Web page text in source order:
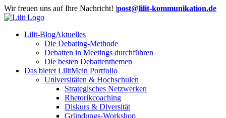
Zum
Inhalt
Wir freuen uns auf Ihre Nachricht! |post@lilit-kommunikation.de
Lilit-BlogAktuelles
Die Debating-Methode
Debatten in Meetings durchführen
Die besten Debattenthemen
Das bietet LilitMein Portfolio
Universitäten & Hochschulen
Strategisches Netzwerken
Rhetorikcoaching
Diskurs & Diversität
Gründungs-Workshop